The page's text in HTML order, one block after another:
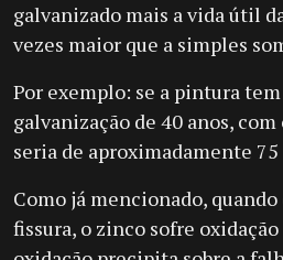
galvanizado mais a vida útil
vezes maior que a simples
Por exemplo: se a pintura
galvanização de 40 anos,
seria de aproximadamente 75
Como já mencionado,
fissura, o zinco sofre